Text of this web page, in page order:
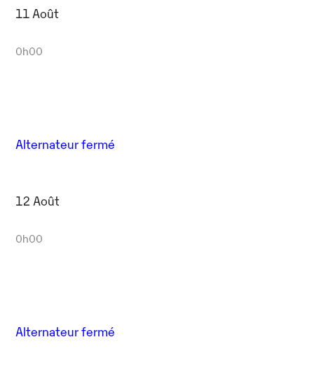
11 Août
0h00
Alternateur fermé
12 Août
0h00
Alternateur fermé